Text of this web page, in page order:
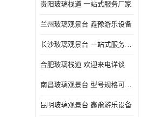
贵阳玻璃栈道 一站式服务厂家
兰州玻璃观景台 鑫豫游乐设备
长沙玻璃观景台 一站式服务厂家
合肥玻璃栈道 欢迎来电详谈
南昌玻璃观景台 型号规格可定制
昆明玻璃观景台 鑫豫游乐设备